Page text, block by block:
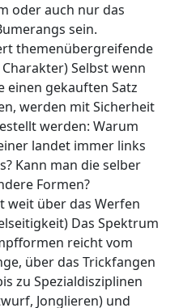
oder auch nur das
sein.
themenübergreifende
Selbst wenn
gekauften Satz
werden mit Sicherheit
werden: Warum
landet immer links
Kann man die selber
Formen?
weit über das Werfen
Das Spektrum
reicht vom
über das Trickfangen
zu Spezialdisziplinen
Jonglieren) und